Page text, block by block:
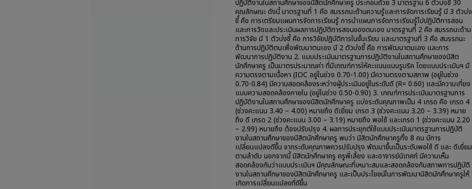
ปฏิบัติงานในสถานศึกษาของนิสิตนักศึกษาครู ประกอบด้วย 3 มาตรฐาน 6 ตัวบ่งชี้ 30
คุณลักษณะ ดังนี้ มาตรฐานที่ 1 คือ สมรรถนะด้านความรู้และการจัดการเรียนรู้ มี 3 ตัวบ่ง
ชี้ คือ การเตรียมแผนการจัดการเรียนรู้ การนำแผนการจัดการเรียนรู้ไปปฏิบัติการสอน
และการวัดและประเมินผลการปฏิบัติการสอนของตนเอง มาตรฐานที่ 2 คือ สมรรถนะด้าน
การวิจัย มี 1 ตัวบ่งชี้ คือ การวิจัยปฏิบัติการในชั้นเรียน และมาตรฐานที่ 3 คือ สมรรถนะ
ด้านการปฏิบัติตนเพื่อพัฒนาตนเอง มี 2 ตัวบ่งชี้ คือ การพัฒนาตนเอง และการ
พัฒนาการปฏิบัติงาน 2. แบบประเมินมาตรฐานการปฏิบัติงานในสถานศึกษาของนิสิต
นักศึกษาครู เป็นมาตรประมาณค่า ที่มีเกณฑ์การให้คะแนนแบบรูบริค โดยแบบประเมินฯ มี
ความตรงตามเนื้อหา (IOC อยู่ในช่วง 0.70-1.00) มีความตรงตามสภาพ (อยู่ในช่วง
0.70-0.84) มีความสอดคล้องระหว่างผู้ประเมินอยู่ในระดับดี (R= 0.60) และมีความเที่ยง
แบบความสอดคล้องภายใน (อยู่ในช่วง 0.50-0.90) 3. เกณฑ์การประเมินมาตรฐานการ
ปฏิบัติงานในสถานศึกษาของนิสิตนักศึกษาครู แบ่งระดับคุณภาพเป็น 4 เกรด คือ เกรด 4
(ช่วงคะแนน 3.40 – 4.00) หมายถึง ดีเยี่ยม เกรด 3 (ช่วงคะแนน 3.20 – 3.39) หมาย
ถึง ดี เกรด 2 (ช่วงคะแนน 3.00 – 3.19) หมายถึง พอใช้ และเกรด 1 (ช่วงคะแนน 2.20
– 2.99) หมายถึง ต้องปรับปรุง 4. ผลการประยุกต์ใช้แบบประเมินมาตรฐานการปฏิบัติ
งานในสถานศึกษาของนิสิตนักศึกษาครู พบว่า นิสิตนักศึกษาครูทั้ง 8 คน มีการ
เปลี่ยนแปลงดีขึ้น จากระดับคุณภาพควรปรับปรุง พัฒนาขึ้นเป็นระดับพอใช้ ดี และ ดีเยี่ยม
ตามลำดับ นอกจากนี้ นิสิตนักศึกษาครู ครูพี่เลี้ยง และอาจารย์นิเทศก์ มีความเห็น
สอดคล้องกันว่าแบบประเมินฯ มีคุณลักษณะที่เหมาะสมและสอดคล้องกับสภาพการปฏิบัติ
งานในสถานศึกษาของนิสิตนักศึกษาครู และเป็นประโยชน์ในการพัฒนานิสิตนักศึกษาครูให้
เกิดการเปลี่ยนแปลงที่ดีขึ้น